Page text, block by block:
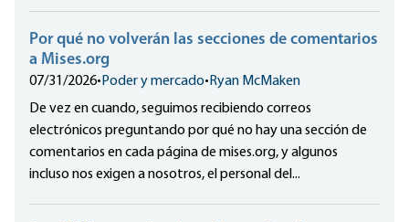
Por qué no volverán las secciones de comentarios
a Mises.org
07/31/2026• Poder y mercado• Ryan McMaken
De vez en cuando, seguimos recibiendo correos
electrónicos preguntando por qué no hay una sección de
comentarios en cada página de mises.org, y algunos
incluso nos exigen a nosotros, el personal del...